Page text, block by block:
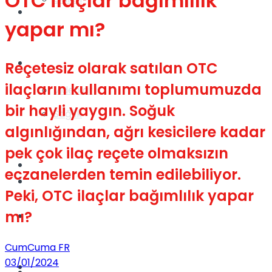
Videolar
Gündem
Gündem
Yaşam
Sağlık
TV
Kadınca
Dünya
yapar mı?
Reçetesiz olarak satılan OTC
ilaçların kullanımı toplumumuzda
bir hayli yaygın. Soğuk
algınlığından, ağrı kesicilere kadar
pek çok ilaç reçete olmaksızın
eczanelerden temin edilebiliyor.
Peki, OTC ilaçlar bağımlılık yapar
mı?
CumCuma FR
03/01/2024